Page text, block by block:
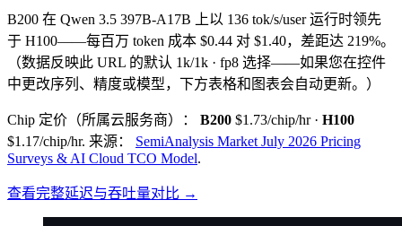
B200 在 Qwen 3.5 397B-A17B 上以 136 tok/s/user 运行时领先
于 H100——每百万 token 成本 $0.44 对 $1.40，差距达 219%。
（数据反映此 URL 的默认 1k/1k · fp8 选择——如果您在控件
中更改序列、精度或模型，下方表格和图表会自动更新。）
Chip 定价（所属云服务商）： B200 $1.73/chip/hr· H100
$1.17/chip/hr. 来源：
SemiAnalysis Market July 2026 Pricing
Surveys & AI Cloud TCO Model.
查看完整延迟与吞吐量对比 →